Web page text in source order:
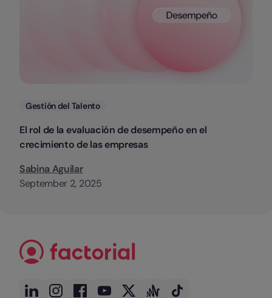
Categorias
Gestión del Talento
El rol de la evaluación de desempeño en el
crecimiento de las empresas
Sabina Aguilar
September 2, 2025